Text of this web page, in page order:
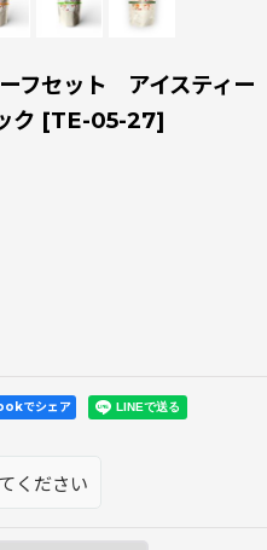
ーフセット アイスティー
ク [TE-05-27]
でシェア
ください